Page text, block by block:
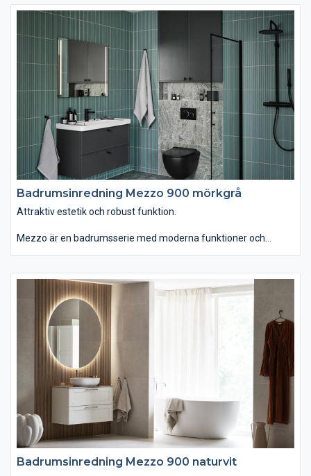
än vanligt. Om du istället väljer det ovanpåliggande tvättstället
Soprano i det stenliknande, slitstarka och lättskötta materialet
Solid Surface får serien ett annat uttryck. Kommoden finns
med eller utan inramning. Passar dig som vill ha ett badrum
som kombinerar attraktiv estetik med robust funktion."
Badrumsinredning Mezzo 900 mörkgrå
Attraktiv estetik och robust funktion.
Mezzo är en badrumsserie med moderna funktioner och
än vanligt. Om du istället väljer det ovanpåliggande tvättstället
Soprano i det stenliknande, slitstarka och lättskötta materialet
Solid Surface får serien ett annat uttryck. Kommoden finns
med eller utan inramning. Passar dig som vill ha ett badrum
som kombinerar attraktiv estetik med robust funktion.
Badrumsinredning Mezzo 900 naturvit